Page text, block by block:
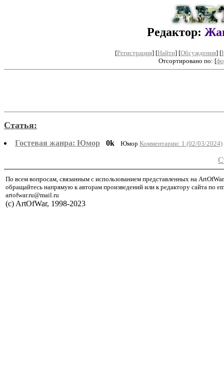
Редактор:
[Регистрация] [Найти] [Обсуждения] [
Отсортировано по: [
Статья:
Гостевая жанра: Юмор 0k Юмор Комментарии: 1 (02/03/2024)
По всем вопросам, связанным с использованием представленных на
обращайтесь напрямую к авторам произведений или к редактору сайта по
artofwar.ru@mail.ru
(с) ArtOfWar, 1998-2023